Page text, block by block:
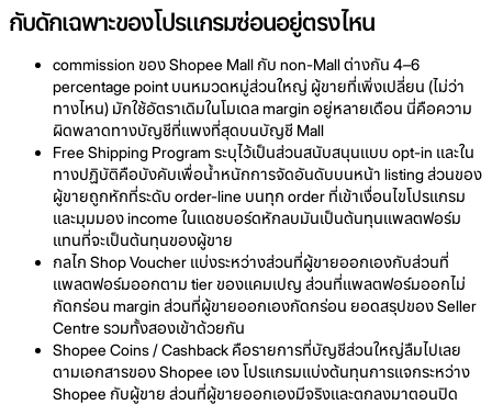
กับดักเฉพาะของโปรแกรมซ่อนอยู่ตรงไหน
commission ของ Shopee Mall กับ non-Mall ต่างกัน 4–6
percentage point บนหมวดหมู่ส่วนใหญ่ ผู้ขายที่เพิ่งเปลี่ยน (ไม่ว่า
ทางไหน) มักใช้อัตราเดิมในโมเดล margin อยู่หลายเดือน นี่คือความ
ผิดพลาดทางบัญชีที่แพงที่สุดบนบัญชี Mall
Free Shipping Program ระบุไว้เป็นส่วนสนับสนุนแบบ opt-in และใน
ทางปฏิบัติคือบังคับเพื่อน้ำหนักการจัดอันดับบนหน้า listing ส่วนของ
ผู้ขายถูกหักที่ระดับ order-line บนทุก order ที่เข้าเงื่อนไขโปรแกรม
และมุมมอง income ในแดชบอร์ดหักลบมันเป็นต้นทุนแพลตฟอร์ม
แทนที่จะเป็นต้นทุนของผู้ขาย
กลไก Shop Voucher แบ่งระหว่างส่วนที่ผู้ขายออกเองกับส่วนที่
แพลตฟอร์มออกตาม tier ของแคมเปญ ส่วนที่แพลตฟอร์มออกไม่
กัดกร่อน margin ส่วนที่ผู้ขายออกเองกัดกร่อน ยอดสรุปของ Seller
Centre รวมทั้งสองเข้าด้วยกัน
Shopee Coins / Cashback คือรายการที่บัญชีส่วนใหญ่ลืมไปเลย
ตามเอกสารของ Shopee เอง โปรแกรมแบ่งต้นทุนการแจกระหว่าง
Shopee กับผู้ขาย ส่วนที่ผู้ขายออกเองมีจริงและตกลงมาตอนปิด